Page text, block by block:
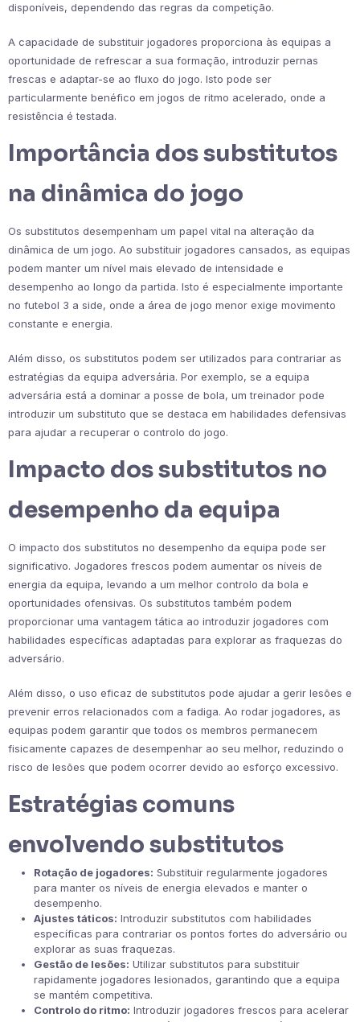
disponíveis, dependendo das regras da competição.
A capacidade de substituir jogadores proporciona às equipas a
oportunidade de refrescar a sua formação, introduzir pernas
frescas e adaptar-se ao fluxo do jogo. Isto pode ser
particularmente benéfico em jogos de ritmo acelerado, onde a
resistência é testada.
Importância dos substitutos
na dinâmica do jogo
Os substitutos desempenham um papel vital na alteração da
dinâmica de um jogo. Ao substituir jogadores cansados, as equipas
podem manter um nível mais elevado de intensidade e
desempenho ao longo da partida. Isto é especialmente importante
no futebol 3 a side, onde a área de jogo menor exige movimento
constante e energia.
Além disso, os substitutos podem ser utilizados para contrariar as
estratégias da equipa adversária. Por exemplo, se a equipa
adversária está a dominar a posse de bola, um treinador pode
introduzir um substituto que se destaca em habilidades defensivas
para ajudar a recuperar o controlo do jogo.
Impacto dos substitutos no
desempenho da equipa
O impacto dos substitutos no desempenho da equipa pode ser
significativo. Jogadores frescos podem aumentar os níveis de
energia da equipa, levando a um melhor controlo da bola e
oportunidades ofensivas. Os substitutos também podem
proporcionar uma vantagem tática ao introduzir jogadores com
habilidades específicas adaptadas para explorar as fraquezas do
adversário.
Além disso, o uso eficaz de substitutos pode ajudar a gerir lesões e
prevenir erros relacionados com a fadiga. Ao rodar jogadores, as
equipas podem garantir que todos os membros permanecem
fisicamente capazes de desempenhar ao seu melhor, reduzindo o
risco de lesões que podem ocorrer devido ao esforço excessivo.
Estratégias comuns
envolvendo substitutos
Rotação de jogadores: Substituir regularmente jogadores
para manter os níveis de energia elevados e manter o
desempenho.
Ajustes táticos: Introduzir substitutos com habilidades
específicas para contrariar os pontos fortes do adversário ou
explorar as suas fraquezas.
Gestão de lesões: Utilizar substitutos para substituir
rapidamente jogadores lesionados, garantindo que a equipa
se mantém competitiva.
Controlo do ritmo: Introduzir jogadores frescos para acelerar